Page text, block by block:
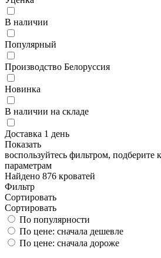
В наличии
Популярный
Производство Белоруссия
Новинка
В наличии на складе
Доставка 1 день
Показать
воспользуйтесь фильтром, подберите
параметрам
Найдено 876 кроватей
Фильтр
Сортировать
Сортировать
По популярности
По цене: сначала дешевле
По цене: сначала дороже